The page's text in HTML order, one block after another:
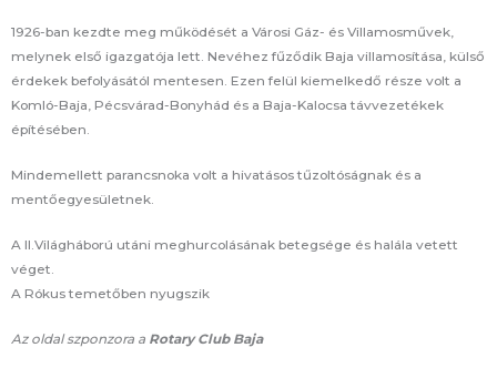
1926-ban kezdte meg működését a Városi Gáz- és Villamosművek,
melynek első igazgatója lett. Nevéhez fűződik Baja villamosítása, külső
érdekek befolyásától mentesen. Ezen felül kiemelkedő része volt a
Komló-Baja, Pécsvárad-Bonyhád és a Baja-Kalocsa távvezetékek
építésében.
Mindemellett parancsnoka volt a hivatásos tűzoltóságnak és a
mentőegyesületnek.
A II.Világháború utáni meghurcolásának betegsége és halála vetett
véget.
A Rókus temetőben nyugszik
Az oldal szponzora a Rotary Club Baja